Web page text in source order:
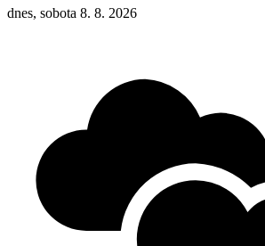
dnes, sobota 8. 8. 2026